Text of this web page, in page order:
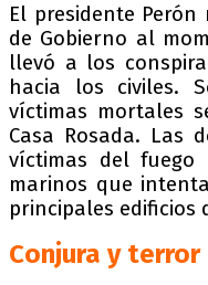
El presidente
de Gobierno al
llevó a los
hacia los civiles.
víctimas mortales
Casa Rosada. Las
víctimas del fuego
marinos que
principales edificios
Conjura y terror